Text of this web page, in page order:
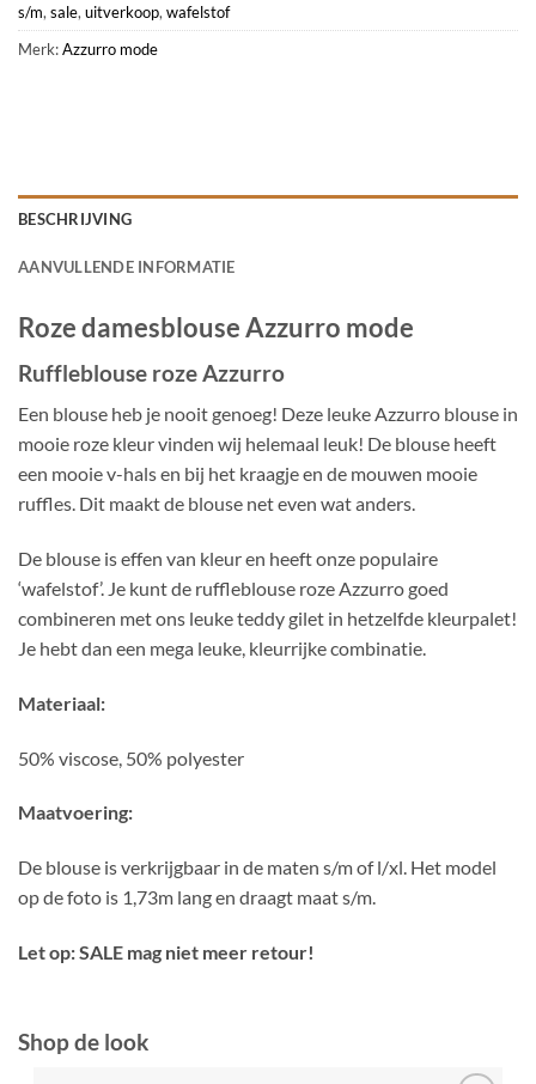
s/m, sale, uitverkoop, wafelstof
Merk:Azzurro mode
BESCHRIJVING
AANVULLENDE INFORMATIE
Roze damesblouse Azzurro mode
Ruffleblouse roze Azzurro
Een blouse heb je nooit genoeg! Deze leuke Azzurro blouse in
mooie roze kleur vinden wij helemaal leuk! De blouse heeft
een mooie v-hals en bij het kraagje en de mouwen mooie
ruffles. Dit maakt de blouse net even wat anders.
De blouse is effen van kleur en heeft onze populaire
‘wafelstof’. Je kunt de ruffleblouse roze Azzurro goed
combineren met ons leuke teddy gilet in hetzelfde kleurpalet!
Je hebt dan een mega leuke, kleurrijke combinatie.
Materiaal:
50% viscose, 50% polyester
Maatvoering:
De blouse is verkrijgbaar in de maten s/m of l/xl. Het model
op de foto is 1,73m lang en draagt maat s/m.
Let op: SALE mag niet meer retour!
Shop de look